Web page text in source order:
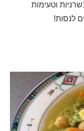
וטעימות
לנסות!